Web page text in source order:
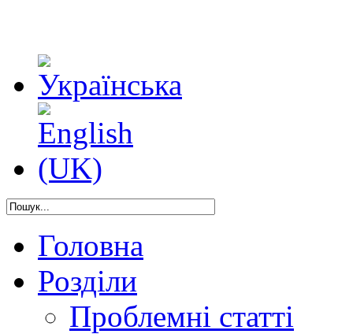
Головна
Розділи
Проблемні статті